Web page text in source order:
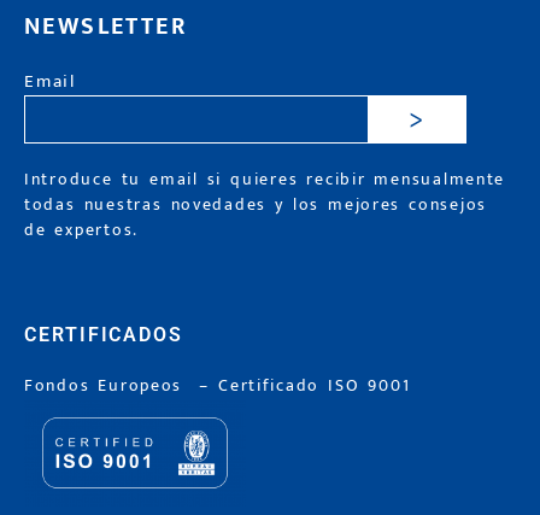
NEWSLETTER
Email
>
Introduce tu email si quieres recibir mensualmente
todas nuestras novedades y los mejores consejos
de expertos.
CERTIFICADOS
Fondos Europeos –Certificado ISO 9001